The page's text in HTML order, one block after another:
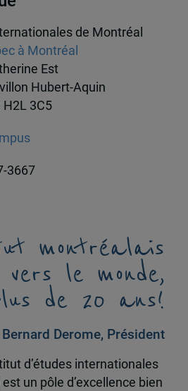
de Montréal
à Montréal
Est
Hubert-Aquin
3C5
3667
montréalais
le monde,
de 20 ans!
Derome, Président
d’études internationales
un pôle d’excellence bien